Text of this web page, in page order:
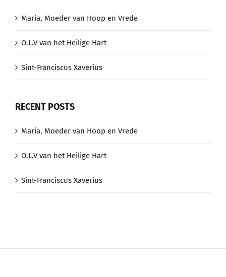
Maria, Moeder van Hoop en Vrede
O.L.V van het Heilige Hart
Sint-Franciscus Xaverius
RECENT POSTS
Maria, Moeder van Hoop en Vrede
O.L.V van het Heilige Hart
Sint-Franciscus Xaverius